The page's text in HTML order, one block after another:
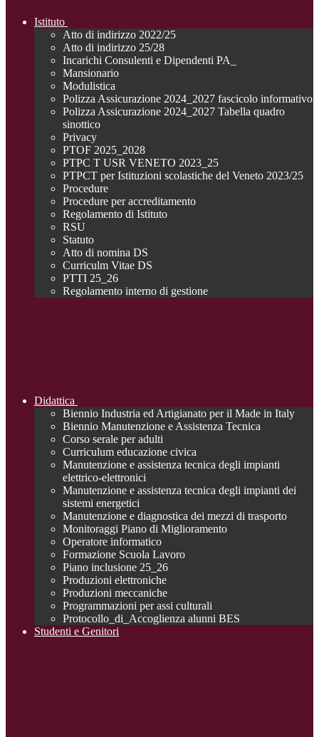
Istituto
Atto di indirizzo 2022/25
Atto di indirizzo 25/28
Incarichi Consulenti e Dipendenti PA_
Mansionario
Modulistica
Polizza Assicurazione 2024_2027 fascicolo informativo
Polizza Assicurazione 2024_2027 Tabella quadro
sinottico
Privacy
PTOF 2025_2028
PTPC T USR VENETO 2023_25
PTPCT per Istituzioni scolastiche del Veneto 2023/25
Procedure
Procedure per accreditamento
Regolamento di Istituto
RSU
Statuto
Atto di nomina DS
Curriculm Vitae DS
PTTI 25_26
Regolamento interno di gestione
Didattica
Biennio Industria ed Artigianato per il Made in Italy
Biennio Manutenzione e Assistenza Tecnica
Corso serale per adulti
Curriculum educazione civica
Manutenzione e assistenza tecnica degli impianti
elettrico-elettronici
Manutenzione e assistenza tecnica degli impianti dei
sistemi energetici
Manutenzione e diagnostica dei mezzi di trasporto
Monitoraggi Piano di Miglioramento
Operatore informatico
Formazione Scuola Lavoro
Piano inclusione 25_26
Produzioni elettroniche
Produzioni meccaniche
Programmazioni per assi culturali
Protocollo_di_Accoglienza alunni BES
Studenti e Genitori